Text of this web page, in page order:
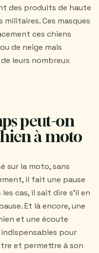
des produits de haute
Ces masques
ces chiens
de neige mais
leurs nombreux
peut-on
à moto
sur la moto, sans
il fait une pause
cas, il sait dire s’il en
Et là encore, une
et une écoute
pour
et permettre à son